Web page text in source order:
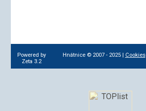
Powered by
Zeta 3.2
Hnátnice © 2007 - 2025 | Cookies